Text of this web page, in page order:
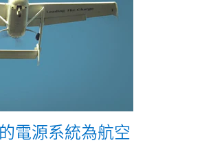
電源系統為航空